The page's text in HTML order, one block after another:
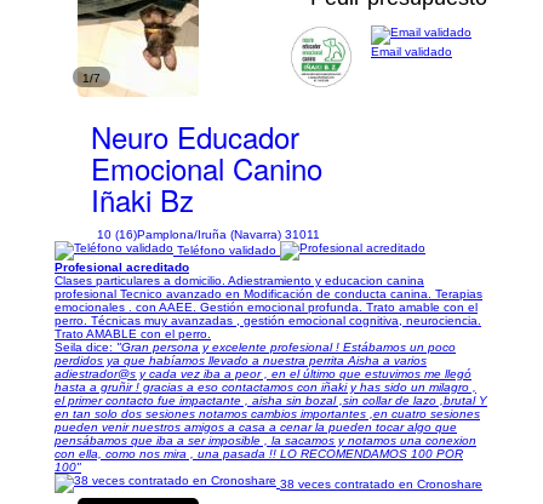
1/7
Neuro Educador
Emocional Canino
Iñaki Bz
10 (16)Pamplona/Iruña (Navarra) 31011
Email validado
Teléfono validado
Profesional acreditado
Clases particulares a domicilio. Adiestramiento y educacion canina
profesional Tecnico avanzado en Modificación de conducta canina. Terapias
emocionales . con AAEE. Gestión emocional profunda. Trato amable con el
perro. Técnicas muy avanzadas , gestión emocional cognitiva, neurociencia.
Trato AMABLE con el perro.
Seila dice: "Gran persona y excelente profesional ! Estábamos un poco
perdidos ya que habíamos llevado a nuestra perrita Aisha a varios
adiestrador@s y cada vez iba a peor , en el último que estuvimos me llegó
hasta a gruñir ! gracias a eso contactamos con iñaki y has sido un milagro ,
el primer contacto fue impactante , aisha sin bozal ,sin collar de lazo ,brutal Y
en tan solo dos sesiones notamos cambios importantes ,en cuatro sesiones
pueden venir nuestros amigos a casa a cenar la pueden tocar algo que
pensábamos que iba a ser imposible , la sacamos y notamos una conexion
con ella, como nos mira , una pasada !! LO RECOMENDAMOS 100 POR
100"
38 veces contratado en Cronoshare